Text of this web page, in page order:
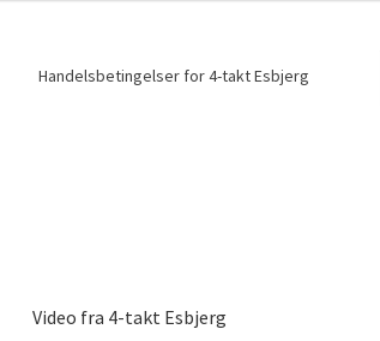
Handelsbetingelser for 4-takt Esbjerg
Video fra 4-takt Esbjerg